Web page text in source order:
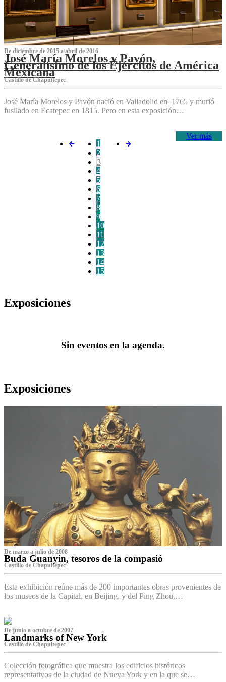
De diciembre de 2015 a abril de 2016
José María Morelos y Pavón,
Generalísimo de los Ejércitos de América
Mexicana
C‌astillo de Chapultepec
José María Morelos y Pavón nació en Valladolid en 1765 y murió
fusilado en Ecatepec en 1815. Pero en esta exposición…
Ver más
1
2
3
4
5
6
7
8
9
10
11
12
13
14
15
Exposiciones
Sin eventos en la agenda.
Exposiciones
De marzo a julio de 2008
Buda Guanyin, tesoros de la compasió
Castillo de Chapultepec
Esta exhibición reúne más de 200 importantes obras provenientes de
los museos de la Capital, en Beijing, y del Ping Zhou,…
De junio a octubre de 2007
Landmarks of New York
Castillo de Chapultepec
Colección fotográfica que muestra los edificios históricos
representativos de la ciudad de Nueva York y en la que se…